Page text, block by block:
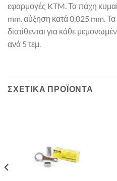
εφαρμογές KTM. Τα πάχη
mm. αύξηση κατά 0,025 mm.
διατίθενται για κάθε
ανά 5 τεμ.
ΣΧΕΤΙΚΆ ΠΡΟΪΌΝΤΑ